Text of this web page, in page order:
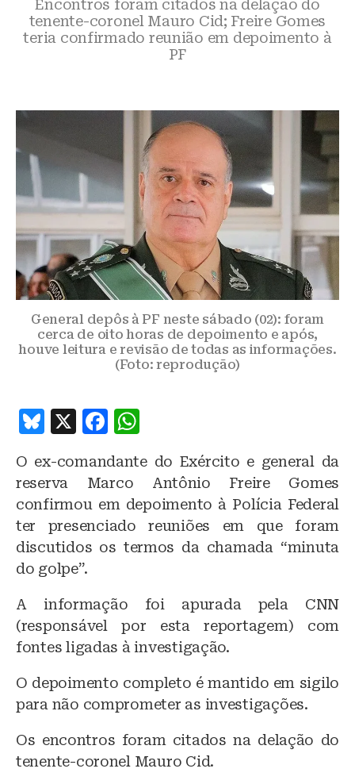
Encontros foram citados na delação do
tenente-coronel Mauro Cid; Freire Gomes
teria confirmado reunião em depoimento à
PF
General depôs à PF neste sábado (02): foram
cerca de oito horas de depoimento e após,
houve leitura e revisão de todas as informações.
(Foto: reprodução)
B
e
s
k
y
X
F
c
e
b
o
k
at
s
A
p
O ex-comandante do Exército e general da
reserva Marco Antônio Freire Gomes
confirmou em depoimento à Polícia Federal
ter presenciado reuniões em que foram
discutidos os termos da chamada “minuta
do golpe”.
A informação foi apurada pela CNN
(responsável por esta reportagem) com
fontes ligadas à investigação.
O depoimento completo é mantido em sigilo
para não comprometer as investigações.
Os encontros foram citados na delação do
tenente-coronel Mauro Cid.